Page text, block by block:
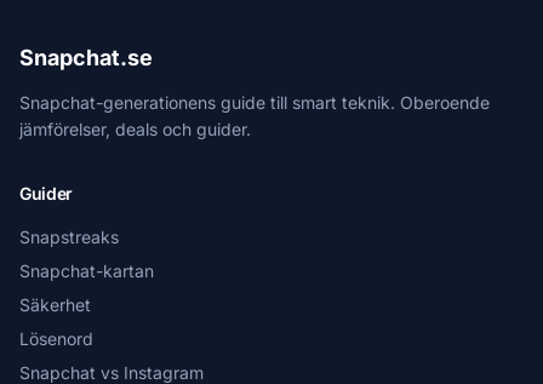
Snapchat.se
Snapchat-generationens guide till smart teknik. Oberoende
jämförelser, deals och guider.
Guider
Snapstreaks
Snapchat-kartan
Säkerhet
Lösenord
Snapchat vs Instagram